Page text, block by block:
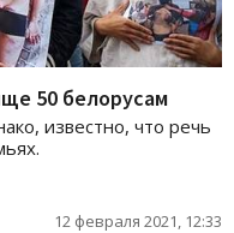
50 белорусам
известно, что речь
12 февраля 2021, 12:33